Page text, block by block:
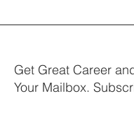
Get Great Career
Your Mailbox.